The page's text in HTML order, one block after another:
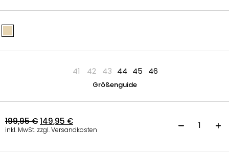
41 42 43 44 45 46
Größenguide
199,95€149,95 €
inkl. MwSt. zzgl. Versandkosten